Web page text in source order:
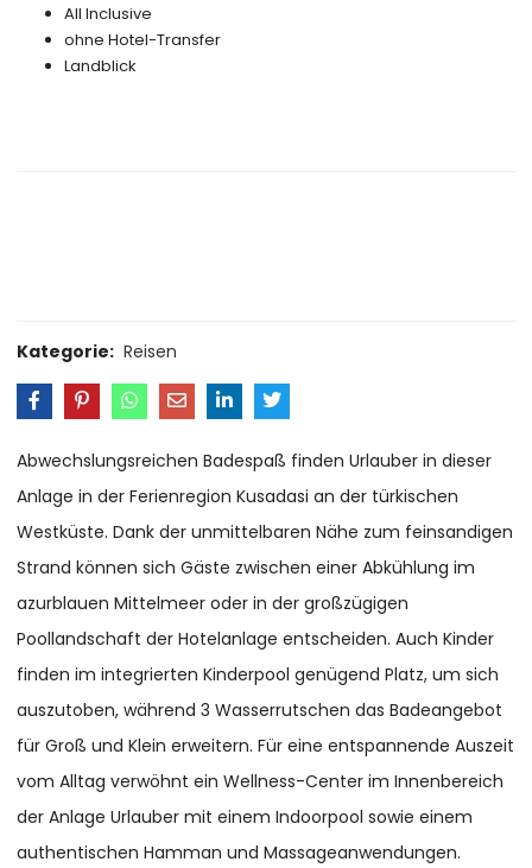
All Inclusive
ohne Hotel-Transfer
Landblick
Kategorie: Reisen
Abwechslungsreichen Badespaß finden Urlauber in dieser
Anlage in der Ferienregion Kusadasi an der türkischen
Westküste. Dank der unmittelbaren Nähe zum feinsandigen
Strand können sich Gäste zwischen einer Abkühlung im
azurblauen Mittelmeer oder in der großzügigen
Poollandschaft der Hotelanlage entscheiden. Auch Kinder
finden im integrierten Kinderpool genügend Platz, um sich
auszutoben, während 3 Wasserrutschen das Badeangebot
für Groß und Klein erweitern. Für eine entspannende Auszeit
vom Alltag verwöhnt ein Wellness-Center im Innenbereich
der Anlage Urlauber mit einem Indoorpool sowie einem
authentischen Hamman und Massageanwendungen.